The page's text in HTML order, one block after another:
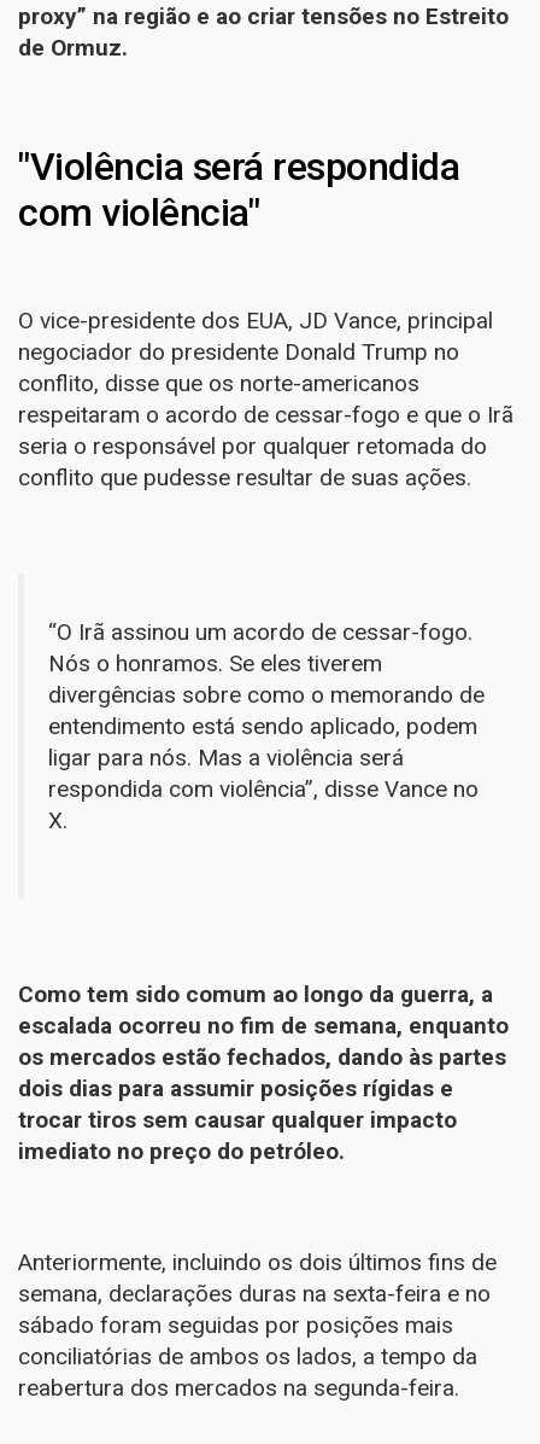
proxy” na região e ao criar tensões no Estreito
de Ormuz.
"Violência será respondida
com violência"
O vice-presidente dos EUA, JD Vance, principal
negociador do presidente Donald Trump no
conflito, disse que os norte-americanos
respeitaram o acordo de cessar-fogo e que o Irã
seria o responsável por qualquer retomada do
conflito que pudesse resultar de suas ações.
“O Irã assinou um acordo de cessar-fogo.
Nós o honramos. Se eles tiverem
divergências sobre como o memorando de
entendimento está sendo aplicado, podem
ligar para nós. Mas a violência será
respondida com violência”, disse Vance no
X.
Como tem sido comum ao longo da guerra, a
escalada ocorreu no fim de semana, enquanto
os mercados estão fechados, dando às partes
dois dias para assumir posições rígidas e
trocar tiros sem causar qualquer impacto
imediato no preço do petróleo.
Anteriormente, incluindo os dois últimos fins de
semana, declarações duras na sexta-feira e no
sábado foram seguidas por posições mais
conciliatórias de ambos os lados, a tempo da
reabertura dos mercados na segunda-feira.